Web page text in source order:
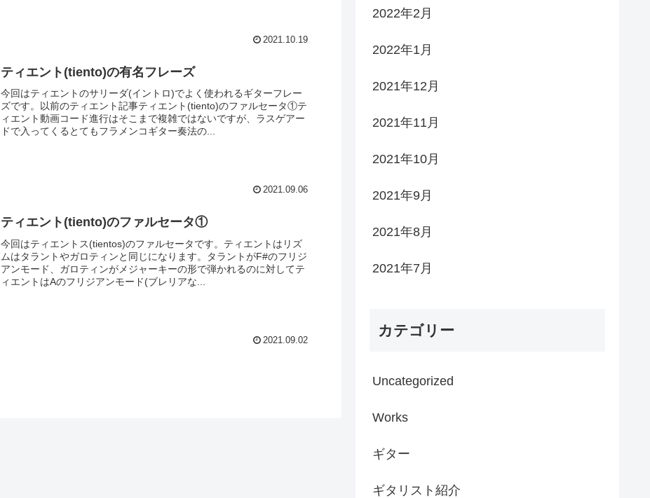
2021.10.19
ティエント(tiento)の有名フレーズ
今回はティエントのサリーダ(イントロ)でよく使われるギターフレー
ズです。以前のティエント記事ティエント(tiento)のファルセータ①テ
ィエント動画コード進行はそこまで複雑ではないですが、ラスゲアー
ドで入ってくるとてもフラメンコギター奏法の...
2021.09.06
ティエント(tiento)のファルセータ①
今回はティエントス(tientos)のファルセータです。ティエントはリズ
ムはタラントやガロティンと同じになります。タラントがF#のフリジ
アンモード、ガロティンがメジャーキーの形で弾かれるのに対してテ
ィエントはAのフリジアンモード(ブレリアな...
2021.09.02
2022年2月
2022年1月
2021年12月
2021年11月
2021年10月
2021年9月
2021年8月
2021年7月
カテゴリー
Uncategorized
Works
ギター
ギタリスト紹介